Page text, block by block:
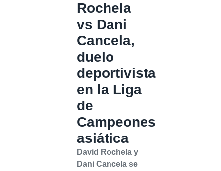
Rochela
vs Dani
Cancela,
duelo
deportivista
en la Liga
de
Campeones
asiática
David Rochela y
Dani Cancela se